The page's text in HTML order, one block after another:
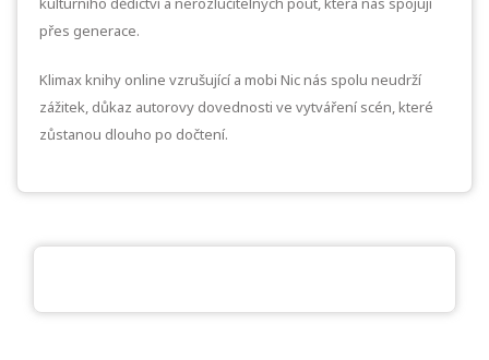
přes generace.
Klimax knihy online vzrušující a mobi Nic nás spolu neudrží
zážitek, důkaz autorovy dovednosti ve vytváření scén, které
zůstanou dlouho po dočtení.